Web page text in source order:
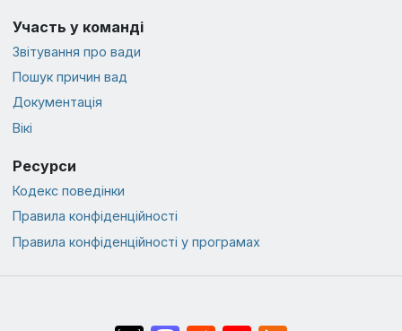
Участь у команді
Звітування про вади
Пошук причин вад
Документація
Вікі
Ресурси
Кодекс поведінки
Правила конфіденційності
Правила конфіденційності у програмах